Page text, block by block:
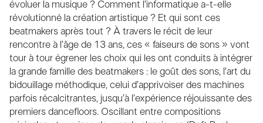
évoluer la musique ? Comment l’informatique a-t-elle
révolutionné la création artistique ? Et qui sont ces
beatmakers après tout ? À travers le récit de leur
rencontre à l’âge de 13 ans, ces « faiseurs de sons » vont
tour à tour égrener les choix qui les ont conduits à intégrer
la grande famille des beatmakers : le goût des sons, l’art du
bidouillage méthodique, celui d’apprivoiser des machines
parfois récalcitrantes, jusqu’à l’expérience réjouissante des
premiers dancefloors. Oscillant entre compositions